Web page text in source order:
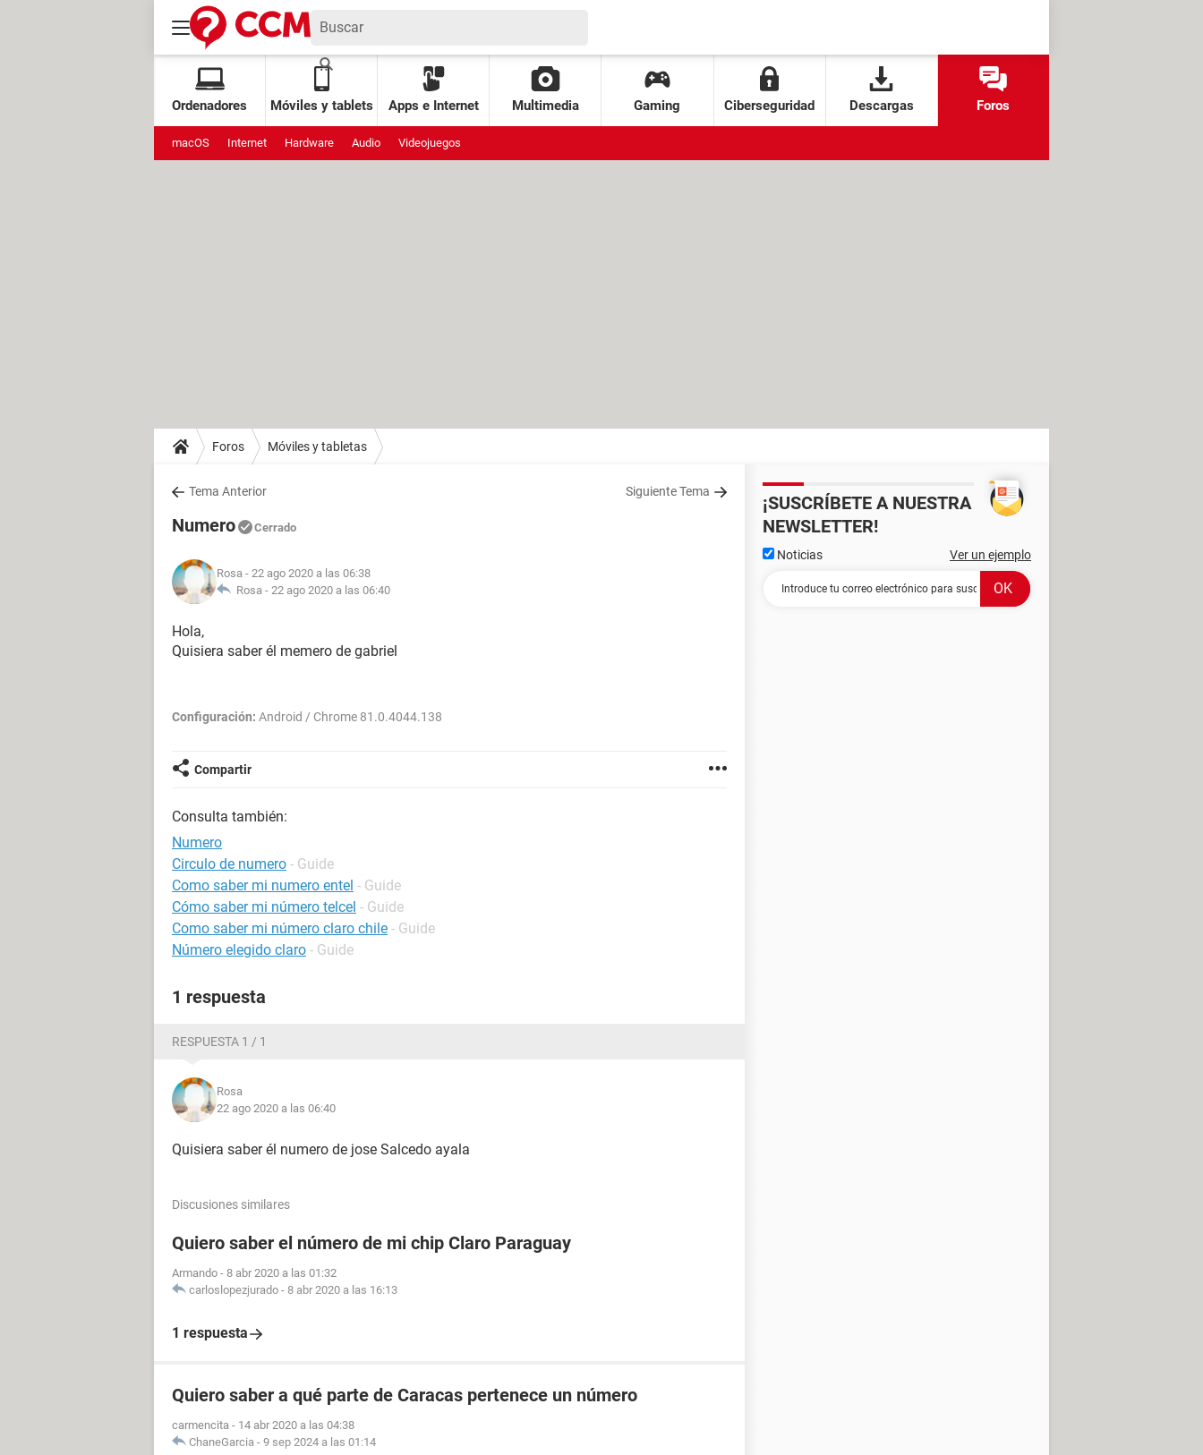
Ordenadores Móviles y tablets Apps e Internet Multimedia Gaming Ciberseguridad Descargas Foros
macOS Internet Hardware Audio Videojuegos
Foros Móviles y tabletas
Tema Anterior Siguiente Tema
Numero Cerrado
Rosa - 22 ago 2020 a las 06:38
Rosa - 22 ago 2020 a las 06:40
Hola,
Quisiera saber él memero de gabriel
Configuración: Android / Chrome 81.0.4044.138
Compartir
Consulta también:
Numero
Circulo de numero - Guide
Como saber mi numero entel - Guide
Cómo saber mi número telcel - Guide
Como saber mi número claro chile - Guide
Número elegido claro - Guide
1 respuesta
RESPUESTA 1 / 1
Rosa
22 ago 2020 a las 06:40
Quisiera saber él numero de jose Salcedo ayala
Discusiones similares
Quiero saber el número de mi chip Claro Paraguay
Armando - 8 abr 2020 a las 01:32
carloslopezjurado - 8 abr 2020 a las 16:13
1 respuesta
Quiero saber a qué parte de Caracas pertenece un número
carmencita - 14 abr 2020 a las 04:38
ChaneGarcia - 9 sep 2024 a las 01:14
¡SUSCRÍBETE A NUESTRA
NEWSLETTER!
Noticias Ver un ejemplo